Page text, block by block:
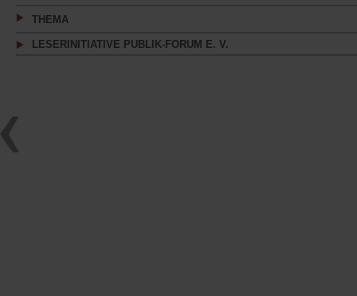
THEMA
LESERINITIATIVE PUBLIK-FORUM E. V.